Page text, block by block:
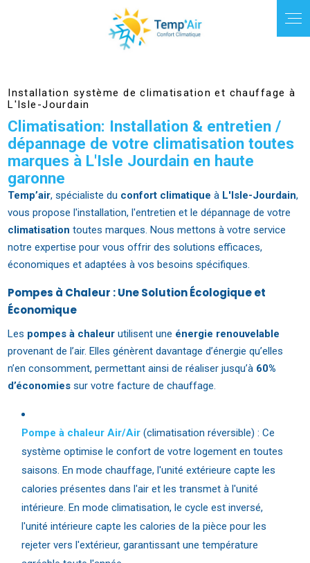
Installation système de climatisation et chauffage à
L'Isle-Jourdain
Climatisation: Installation & entretien /
dépannage de votre climatisation toutes
marques à L'Isle Jourdain en haute
garonne
Temp’air, spécialiste du confort climatique à L'Isle-Jourdain,
vous propose l'installation, l'entretien et le dépannage de votre
climatisation toutes marques. Nous mettons à votre service
notre expertise pour vous offrir des solutions efficaces,
économiques et adaptées à vos besoins spécifiques.
Pompes à Chaleur : Une Solution Écologique et
Économique
Les pompes à chaleur utilisent une énergie renouvelable
provenant de l’air. Elles génèrent davantage d’énergie qu’elles
n’en consomment, permettant ainsi de réaliser jusqu’à 60%
d’économies sur votre facture de chauffage.
Pompe à chaleur Air/Air (climatisation réversible) : Ce
système optimise le confort de votre logement en toutes
saisons. En mode chauffage, l'unité extérieure capte les
calories présentes dans l'air et les transmet à l'unité
intérieure. En mode climatisation, le cycle est inversé,
l'unité intérieure capte les calories de la pièce pour les
rejeter vers l'extérieur, garantissant une température
Panneau de gestion des cookies